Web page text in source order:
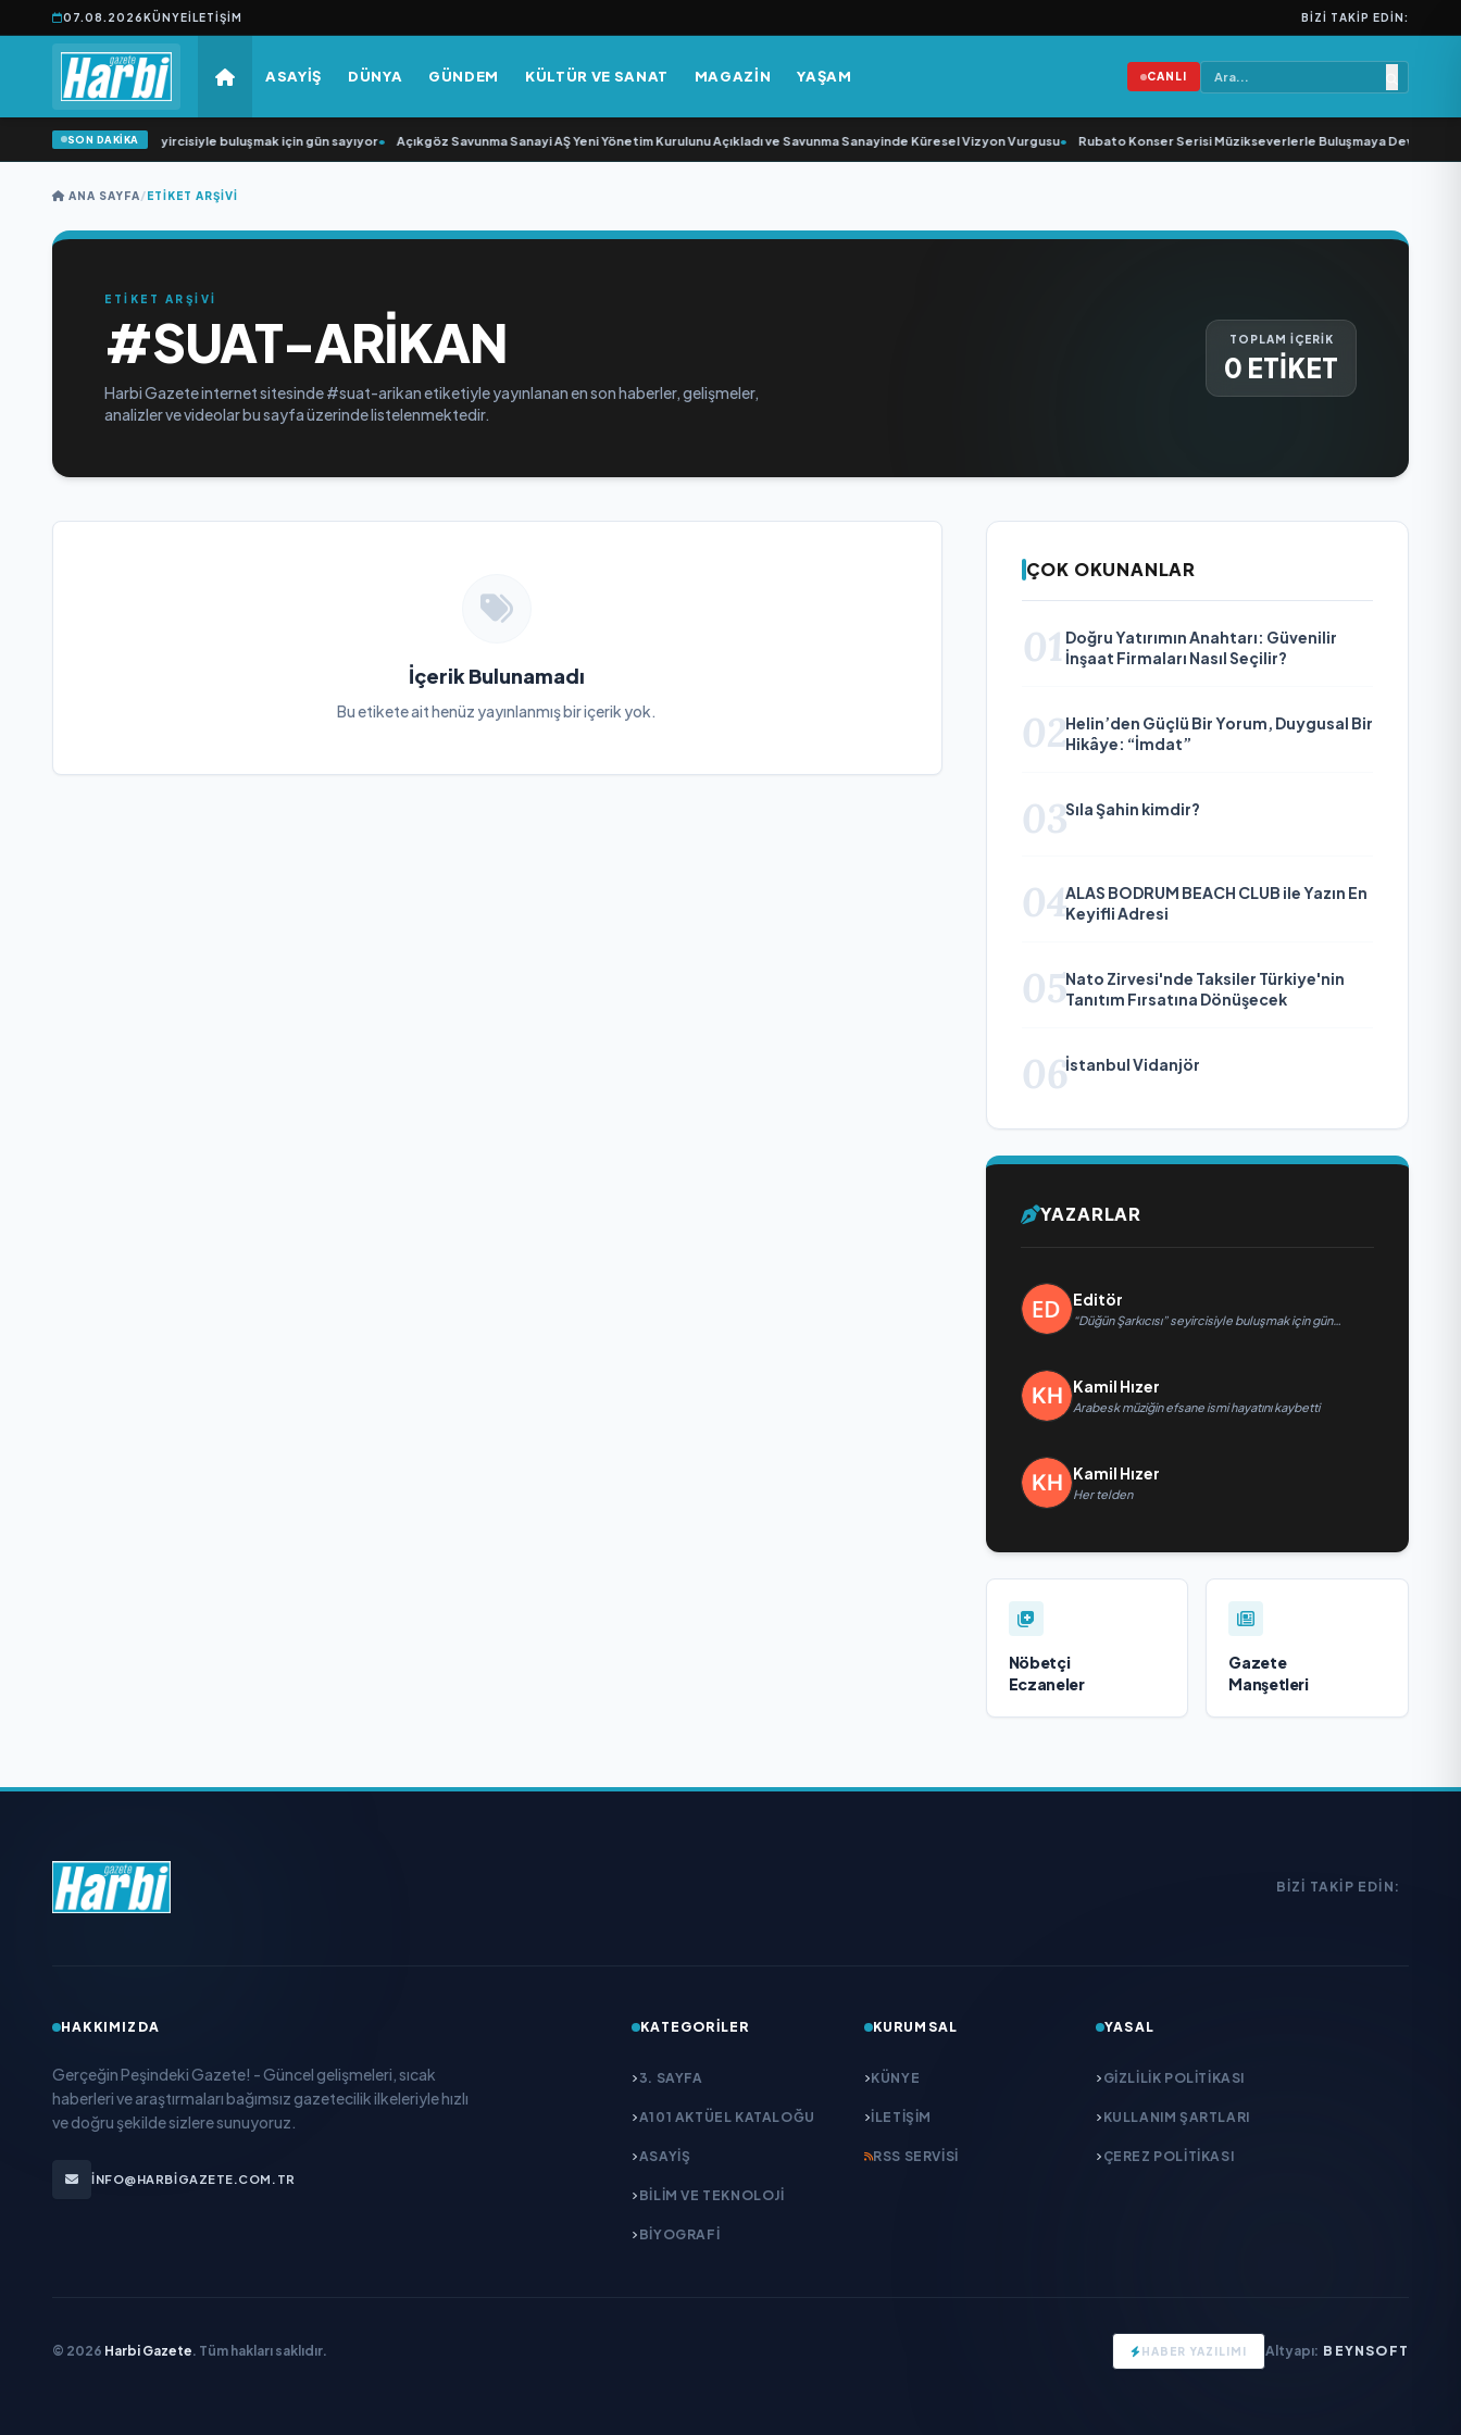
07.08.2026KÜNYEİLETIŞIM BIZI TAKIP EDIN:
ASAYİŞ DÜNYA GÜNDEM KÜLTÜR VE SANAT MAGAZİN YAŞAM CANLI
SON DAKİKA
“Düğün Şarkıcısı” seyircisiyle buluşmak için gün sayıyor• Açıkgöz Savunma Sanayi AŞ Yeni Yönetim Kurulunu Açıkladı ve Savunma Sanayinde Küresel Vizyon Vurgusu• Rubato Konser Serisi Müzikseverlerle Buluşmaya Devam
ANA SAYFA/ETIKET ARŞIVI
ETİKET ARŞİVİ
#SUAT-ARIKAN
Harbi Gazete internet sitesinde #suat-arikan etiketiyle yayınlanan en son haberler, gelişmeler,
analizler ve videolar bu sayfa üzerinde listelenmektedir.
TOPLAM İÇERİK
0 ETİKET
İçerik Bulunamadı
Bu etikete ait henüz yayınlanmış bir içerik yok.
ÇOK OKUNANLAR
01 Doğru Yatırımın Anahtarı: Güvenilir
İnşaat Firmaları Nasıl Seçilir?
02Helin’den Güçlü Bir Yorum, Duygusal Bir
Hikâye: “İmdat”
03Sıla Şahin kimdir?
04ALAS BODRUM BEACH CLUB ile Yazın En
Keyifli Adresi
05Nato Zirvesi'nde Taksiler Türkiye'nin
Tanıtım Fırsatına Dönüşecek
06İstanbul Vidanjör
YAZARLAR
Editör
“Düğün Şarkıcısı” seyircisiyle buluşmak için gün
Kamil Hızer
Arabesk müziğin efsane ismi hayatını kaybetti
Kamil Hızer
Her telden
Nöbetçi
Eczaneler
Gazete
Manşetleri
BIZI TAKIP EDIN:
HAKKIMIZDA
Gerçeğin Peşindeki Gazete! - Güncel gelişmeleri, sıcak
haberleri ve araştırmaları bağımsız gazetecilik ilkeleriyle hızlı
ve doğru şekilde sizlere sunuyoruz.
INFO@HARBIGAZETE.COM.TR
KATEGORILER
3. SAYFA
A101 AKTÜEL KATALOĞU
ASAYİŞ
BİLİM VE TEKNOLOJİ
BİYOGRAFİ
KURUMSAL
KÜNYE
İLETIŞIM
RSS SERVISI
YASAL
GIZLILIK POLITIKASI
KULLANIM ŞARTLARI
ÇEREZ POLITIKASI
© 2026 Harbi Gazete. Tüm hakları saklıdır. HABER YAZILIMI Altyapı: BEYNSOFT